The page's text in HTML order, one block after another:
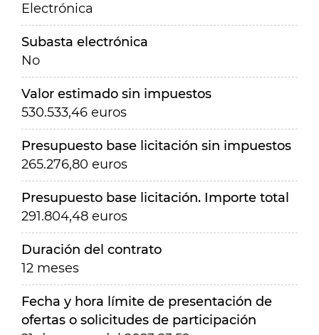
Electrónica
Subasta electrónica
No
Valor estimado sin impuestos
530.533,46 euros
Presupuesto base licitación sin impuestos
265.276,80 euros
Presupuesto base licitación. Importe total
291.804,48 euros
Duración del contrato
12 meses
Fecha y hora límite de presentación de
ofertas o solicitudes de participación